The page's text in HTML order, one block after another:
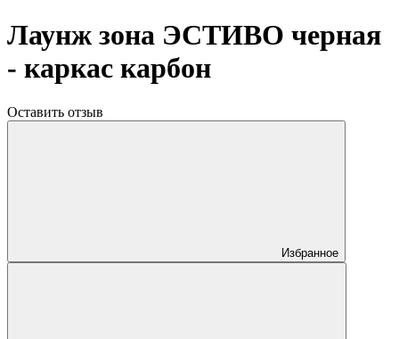
Лаунж зона ЭСТИВО черная
- каркас карбон
Оставить отзыв
Избранное